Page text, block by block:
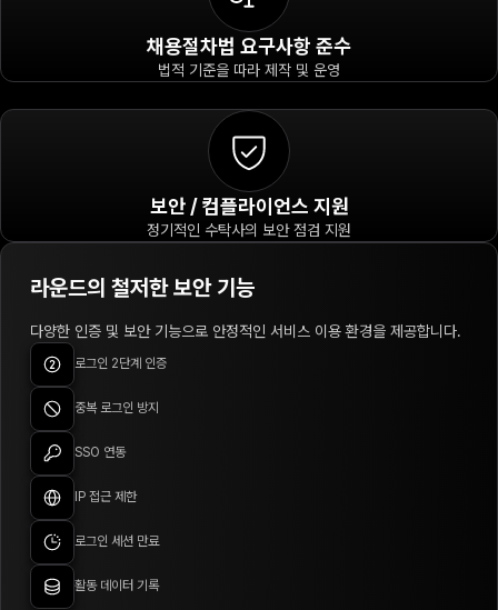
채용절차법 요구사항 준수
법적 기준을 따라 제작 및 운영
보안 / 컴플라이언스 지원
정기적인 수탁사의 보안 점검 지원
라운드의 철저한 보안 기능
다양한 인증 및 보안 기능으로 안정적인 서비스 이용 환경을 제공합니다.
로그인 2단계 인증
중복 로그인 방지
SSO 연동
IP 접근 제한
로그인 세션 만료
활동 데이터 기록